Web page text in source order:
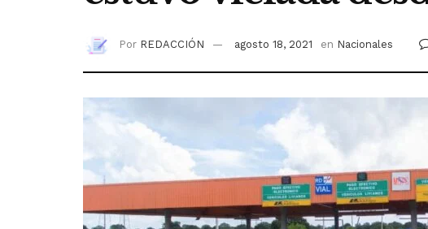
Por REDACCIÓN agosto 18, 2021 en Nacionales